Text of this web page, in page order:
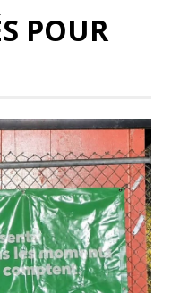
POUR